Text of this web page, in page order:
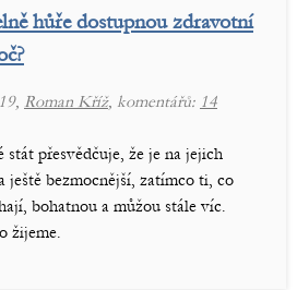
hůře dostupnou zdravotní
Roman Kříž, komentářů: 14
stát přesvědčuje, že je na jejich
ještě bezmocnější, zatímco ti, co
bohatnou a můžou stále víc.
žijeme.